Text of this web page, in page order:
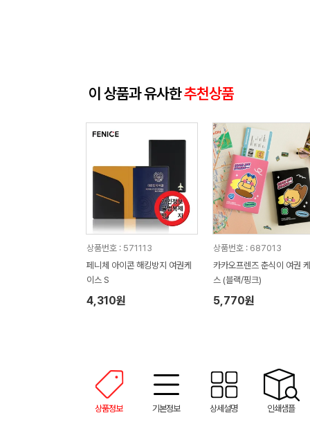
이 상품과 유사한추천상품
상품번호 : 571113
페니체 아이콘 해킹방지 여권케
이스 S
4,310원
상품번호 : 687013
카카오프렌즈 춘식이 여권
스 (블랙/핑크)
5,770원
상품정보 기본정보 상세설명 인쇄샘플